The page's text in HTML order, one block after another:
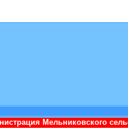
сельского